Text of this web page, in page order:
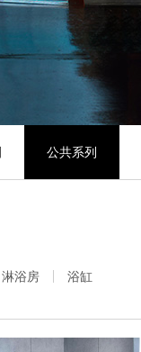
公共系列
淋浴房 浴缸